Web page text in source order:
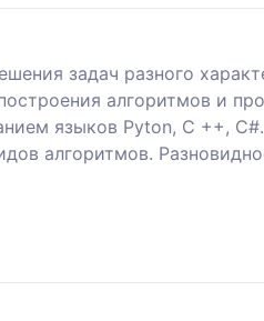
задач разного
алгоритмов и
языков Pyton, C ++,
алгоритмов.